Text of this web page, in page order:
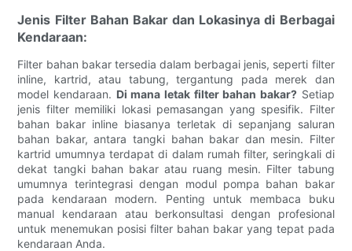
Jenis Filter Bahan Bakar dan Lokasinya di Berbagai
Kendaraan:
Filter bahan bakar tersedia dalam berbagai jenis, seperti filter
inline, kartrid, atau tabung, tergantung pada merek dan
model kendaraan. Di mana letak filter bahan bakar?Setiap
jenis filter memiliki lokasi pemasangan yang spesifik. Filter
bahan bakar inline biasanya terletak di sepanjang saluran
bahan bakar, antara tangki bahan bakar dan mesin. Filter
kartrid umumnya terdapat di dalam rumah filter, seringkali di
dekat tangki bahan bakar atau ruang mesin. Filter tabung
umumnya terintegrasi dengan modul pompa bahan bakar
pada kendaraan modern. Penting untuk membaca buku
manual kendaraan atau berkonsultasi dengan profesional
untuk menemukan posisi filter bahan bakar yang tepat pada
kendaraan Anda.